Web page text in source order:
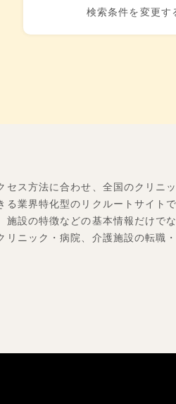
検索条件を変更す
ス方法に合わせ、全国のクリニ
る業界特化型のリクルートサイト
設の特徴などの基本情報だけで
リニック・病院、介護施設の転職